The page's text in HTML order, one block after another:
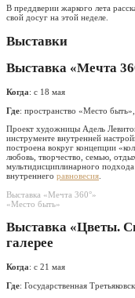
В преддверии жаркого лета
свой досуг на этой неделе.
Выставки
Выставка «Мечта
Когда: с 18 мая
Где: пространство «Место
Проект художницы Адель
инструменте внутренней
построена вокруг концепции
любовь, творчество, семью,
мультидисциплинарного
внутреннего равновесия
Выставка «Мечта 360°»
«Место быть»
Выставка «Цветы.
галерее
Когда: с 21 мая
Где: Государственная